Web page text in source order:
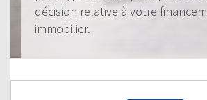
décision relative à votre
immobilier.